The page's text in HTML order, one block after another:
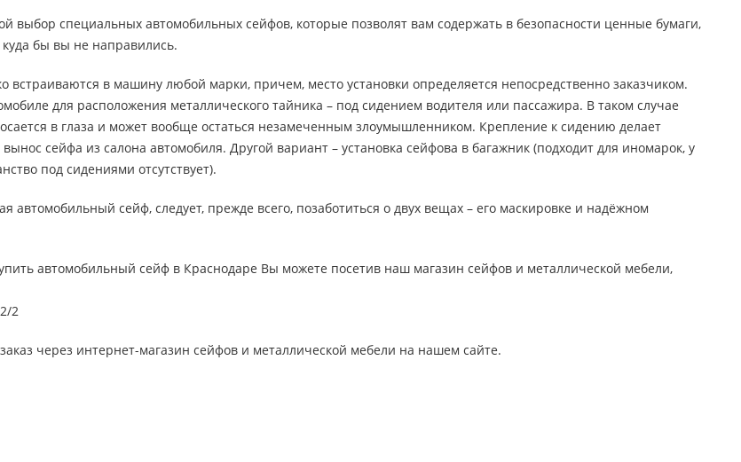
выбор специальных автомобильных сейфов, которые позволят вам содержать в безопасности ценные бумаги,
бы вы не направились.
встраиваются в машину любой марки, причем, место установки определяется непосредственно заказчиком.
для расположения металлического тайника – под сидением водителя или пассажира. В таком случае
в глаза и может вообще остаться незамеченным злоумышленником. Крепление к сидению делает
сейфа из салона автомобиля. Другой вариант – установка сейфова в багажник (подходит для иномарок, у
под сидениями отсутствует).
автомобильный сейф, следует, прежде всего, позаботиться о двух вещах – его маскировке и надёжном
автомобильный сейф в Краснодаре Вы можете посетив наш магазин сейфов и металлической мебели,
2
через интернет-магазин сейфов и металлической мебели на нашем сайте.